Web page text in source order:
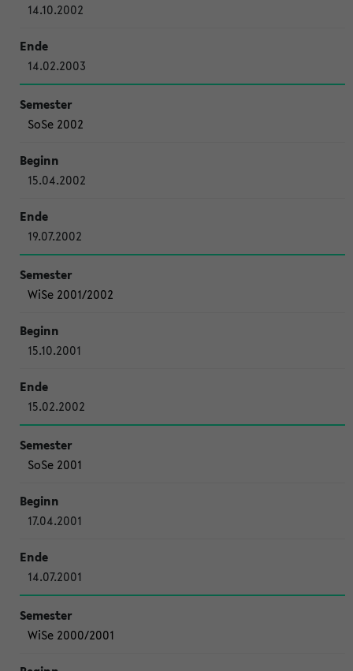
14.10.2002
14.02.2003
SoSe 2002
15.04.2002
19.07.2002
WiSe 2001/2002
15.10.2001
15.02.2002
SoSe 2001
17.04.2001
14.07.2001
WiSe 2000/2001